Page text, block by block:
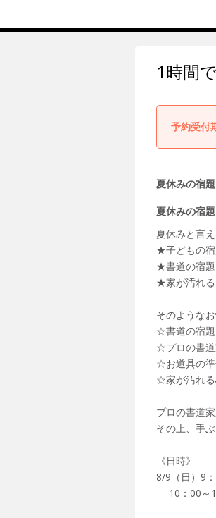
1時間
予約受付
夏休みの宿
夏休みの宿
夏休みと言
★子どもの
★書道の宿
★家が汚れる
そのような
☆書道の宿題
☆プロの書道
☆お道具の準
☆家が汚れる
プロの書道
その上、手
《日時》
8/9（日）9
10：00～